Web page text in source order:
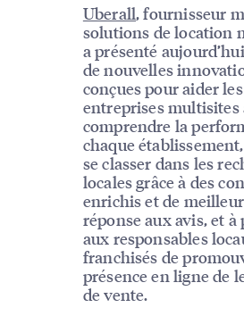
Uberall, fournisseur
solutions de location
a présenté
de nouvelles
conçues pour aider les
entreprises multisites
comprendre la
chaque
se classer dans les
locales grâce à des
enrichis et de
réponse aux avis, et à
aux responsables
franchisés de
présence en ligne de
de vente.